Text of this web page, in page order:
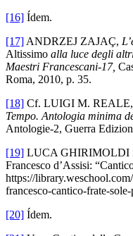
[16] Ídem.
[17] ANDRZEJ ZAJAÇ,
Altissimo alla luce degli
Maestri Francescani-17,
Roma, 2010, p. 35.
[18] Cf. LUIGI M. REALE,
Tempo. Antologia minima
Antologie-2, Guerra
[19] LUCA GHIRIMOLDI
Francesco d’Assisi:
https://
francesco-cantico-frate-
[20] Ídem.